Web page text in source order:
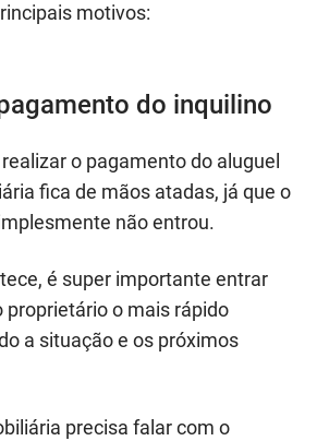
motivos:
do inquilino
o pagamento do aluguel
fica de mãos atadas, já que o
não entrou.
é super importante entrar
o mais rápido
a situação e os próximos
precisa falar com o